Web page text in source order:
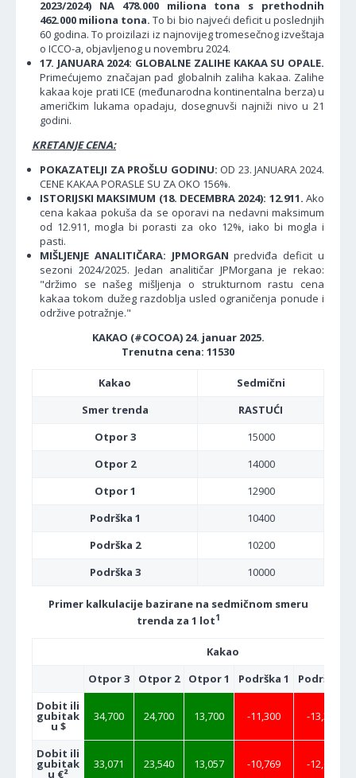
2023/2024) NA 478.000 miliona tona s prethodnih
462.000 miliona tona. To bi bio najveći deficit u poslednjih
60 godina. To proizilazi iz najnovijeg tromesečnog izveštaja
o ICCO-a, objavljenog u novembru 2024.
17. JANUARA 2024: GLOBALNE ZALIHE KAKAA SU OPALE.
Primećujemo značajan pad globalnih zaliha kakaa. Zalihe
kakaa koje prati ICE (međunarodna kontinentalna berza) u
američkim lukama opadaju, dosegnuvši najniži nivo u 21
godini.
KRETANJE CENA:
POKAZATELJI ZA PROŠLU GODINU: OD 23. JANUARA 2024.
CENE KAKAA PORASLE SU ZA OKO 156%.
ISTORIJSKI MAKSIMUM (18. DECEMBRA 2024): 12.911. Ako
cena kakaa pokuša da se oporavi na nedavni maksimum
od 12.911, mogla bi porasti za oko 12%, iako bi mogla i
pasti.
MIŠLJENJE ANALITIČARA: JPMORGAN predviđa deficit u
sezoni 2024/2025. Jedan analitičar JPMorgana je rekao:
"držimo se našeg mišljenja o strukturnom rastu cena
kakaa tokom dužeg razdoblja usled ograničenja ponude i
održive potražnje."
KAKAO (#COCOA) 24. januar 2025.
Trenutna cena: 11530
Kakao
Sedmični
Smer trenda
RASTUĆI
Otpor 3
15000
Otpor 2
14000
Otpor 1
12900
Podrška 1
10400
Podrška 2
10200
Podrška 3
10000
Primer kalkulacije bazirane na sedmičnom smeru
trenda za 1 lot1
Kakao
Otpor 3
Otpor 2 Otpor 1 Podrška 1
Podrška 2
Dobit ili
gubitak
u $
34,700 24,700 13,700 -11,300 -13,300
Dobit ili
gubitak
u €²
33,071 23,540 13,057 -10,769 -12,675